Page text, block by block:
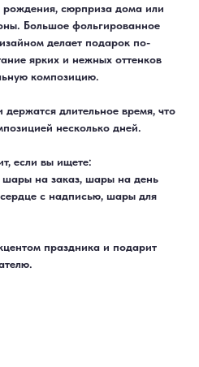
сюрприза дома или
Большое фольгированное
делает подарок по-
ярких и нежных оттенков
композицию.
длительное время, что
несколько дней.
если вы ищете:
на заказ, шары на день
с надписью, шары для
праздника и подарит
19:30